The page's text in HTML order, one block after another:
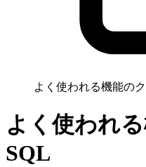
よく使われる機能の
よく使われ
SQL